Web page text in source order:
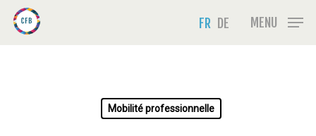
FR DE MENU
Mobilité professionnelle